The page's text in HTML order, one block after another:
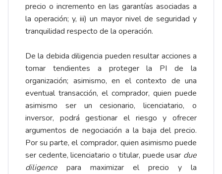
precio o incremento en las garantías asociadas a
la operación; y, iii) un mayor nivel de seguridad y
tranquilidad respecto de la operación.
De la debida diligencia pueden resultar acciones a
tomar tendientes a proteger la PI de la
organización; asimismo, en el contexto de una
eventual transacción, el comprador, quien puede
asimismo ser un cesionario, licenciatario, o
inversor, podrá gestionar el riesgo y ofrecer
argumentos de negociación a la baja del precio.
Por su parte, el comprador, quien asimismo puede
ser cedente, licenciatario o titular, puede usar due
diligence para maximizar el precio y la